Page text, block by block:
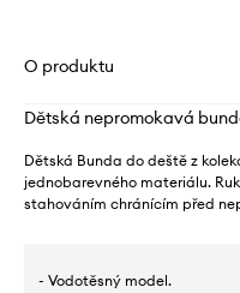
O produktu
Dětská nepromokavá
Dětská Bunda do deště z
jednobarevného materiálu.
stahováním chránícím před
- Vodotěsný model.